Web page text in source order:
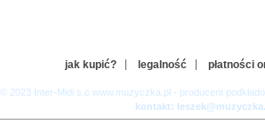
jak kupić? legalność płatności
© 2023 Inter-Midi s.c www.muzyczka.pl - producent
kontakt: